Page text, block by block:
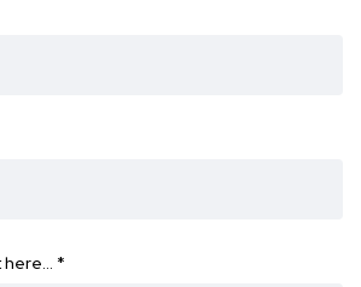
here… *